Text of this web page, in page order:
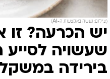
(צילום: נעשה באמצעות ה-AI)
יש הכרעה? זו
שעשויה
בירידה במשקל